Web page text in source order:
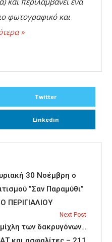
φωτογραφικό και
»
Twitter
Linkedin
30 Νοέμβρη ο
”Σαν Παραμύθι”
ΠΕΡΙΓΙΑΛΙΟΥ
Next Post
των δακρυγόνων…